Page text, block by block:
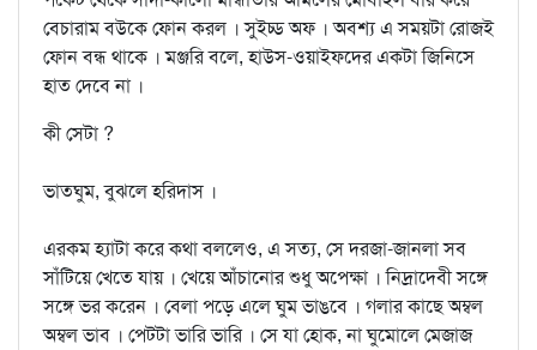
বেচারাম বউকে ফোন করল । সুইচ্ড অফ । অবশ্য এ সময়টা রোজই
ফোন বন্ধ থাকে । মঞ্জরি বলে, হাউস-ওয়াইফদের একটা জিনিসে
হাত দেবে না ।
কী সেটা ?
ভাতঘুম, বুঝলে হরিদাস ।
এরকম হ্যাটা করে কথা বললেও, এ সত্য, সে দরজা-জানলা সব
সাঁটিয়ে খেতে যায় । খেয়ে আঁচানোর শুধু অপেক্ষা । নিদ্রাদেবী সঙ্গে
সঙ্গে ভর করেন । বেলা পড়ে এলে ঘুম ভাঙবে । গলার কাছে অম্বল
অম্বল ভাব । পেটটা ভারি ভারি । সে যা হোক, না ঘুমোলে মেজাজ